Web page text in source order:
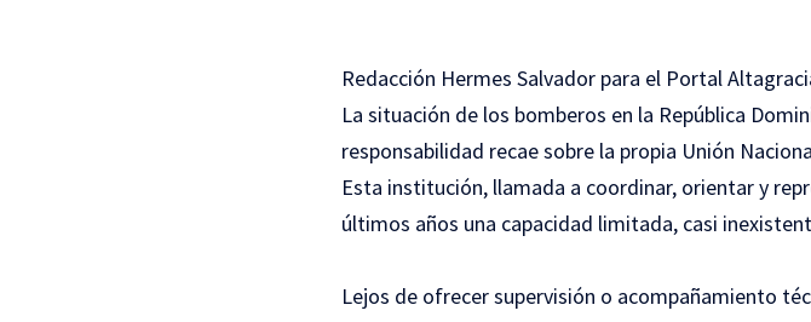
Redacción Hermes Salvador para el Portal
La situación de los bomberos en la República
responsabilidad recae sobre la propia Unión
Esta institución, llamada a coordinar, orientar y
últimos años una capacidad limitada, casi
Lejos de ofrecer supervisión o acompañamiento